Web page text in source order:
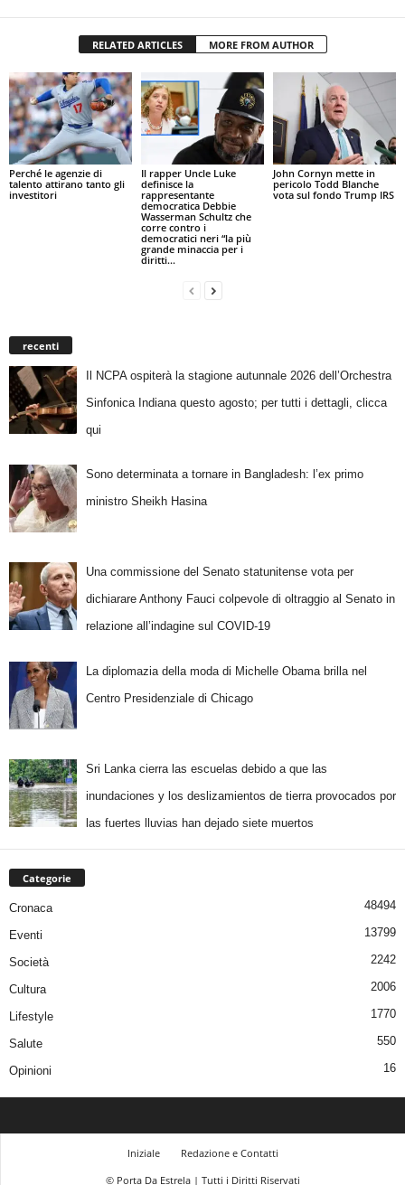
RELATED ARTICLES MORE FROM AUTHOR
Perché le agenzie di
talento attirano tanto gli
investitori
Il rapper Uncle Luke
definisce la
rappresentante
democratica Debbie
Wasserman Schultz che
corre contro i
democratici neri “la più
grande minaccia per i
diritti...
John Cornyn mette in
pericolo Todd Blanche
vota sul fondo Trump IRS
recenti
Il NCPA ospiterà la stagione autunnale 2026 dell’Orchestra
Sinfonica Indiana questo agosto; per tutti i dettagli, clicca
qui
Sono determinata a tornare in Bangladesh: l’ex primo
ministro Sheikh Hasina
Una commissione del Senato statunitense vota per
dichiarare Anthony Fauci colpevole di oltraggio al Senato in
relazione all’indagine sul COVID-19
La diplomazia della moda di Michelle Obama brilla nel
Centro Presidenziale di Chicago
Sri Lanka cierra las escuelas debido a que las
inundaciones y los deslizamientos de tierra provocados por
las fuertes lluvias han dejado siete muertos
Categorie
Cronaca 48494
Eventi 13799
Società 2242
Cultura 2006
Lifestyle 1770
Salute 550
Opinioni 16
Iniziale
Redazione e Contatti
© Porta Da Estrela | Tutti i Diritti Riservati